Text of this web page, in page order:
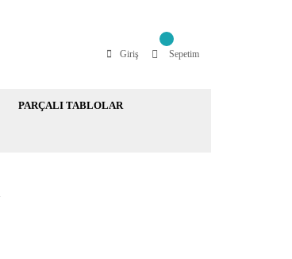
Giriş Sepetim
PARÇALI TABLOLAR